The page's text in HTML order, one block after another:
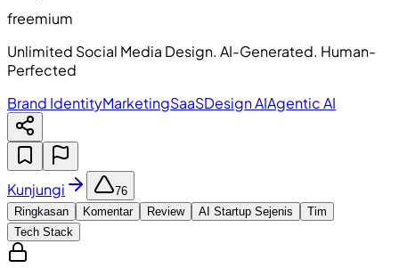
freemium
Unlimited Social Media Design. AI-Generated. Human-
Perfected
Brand IdentityMarketingSaaSDesign AIAgentic AI
Kunjungi
76
Ringkasan
Komentar Review AI Startup Sejenis
Tim
Tech Stack